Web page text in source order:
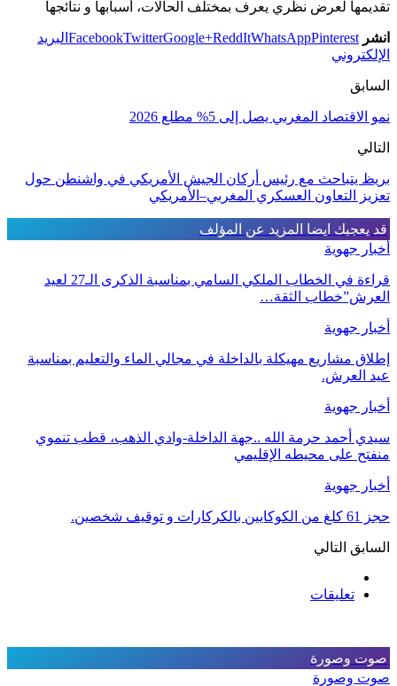
تقديمها لعرض نظري يعرف بمختلف الحالات، أسبابها و نتائجها
انشر FacebookTwitterGoogle+ReddItWhatsAppPinterest
البريد
الإلكتروني
السابق
نمو الاقتصاد المغربي يصل إلى 5% مطلع 2026
التالي
بريظ يتباحث مع رئيس أركان الجيش الأمريكي في واشنطن حول
تعزيز التعاون العسكري المغربي–الأمريكي
قد يعجبك ايضا المزيد عن المؤلف
أخبار جهوية
قراءة في الخطاب الملكي السامي بمناسبة الذكرى الـ27 لعيد
العرش”خطاب الثقة…
أخبار جهوية
إطلاق مشاريع مهيكلة بالداخلة في مجالي الماء والتعليم بمناسبة
عيد العرش.
أخبار جهوية
سيدي أحمد حرمة الله ..جهة الداخلة-وادي الذهب، قطب تنموي
منفتح على محيطه الإقليمي
أخبار جهوية
حجز 61 كلغ من الكوكايين بالكركارات و توقيف شخصين.
السابق التالي
تعليقات
صوت وصورة
صوت وصورة